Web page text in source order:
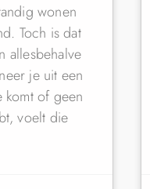
wonen
Toch is dat
allesbehalve
je uit een
komt of geen
voelt die